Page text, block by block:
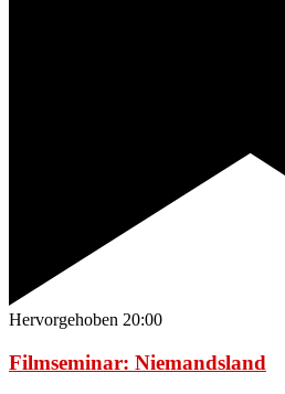
Hervorgehoben 20:00
Filmseminar: Niemandsland